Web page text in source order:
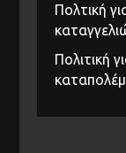
Πολτική
Πολιτική